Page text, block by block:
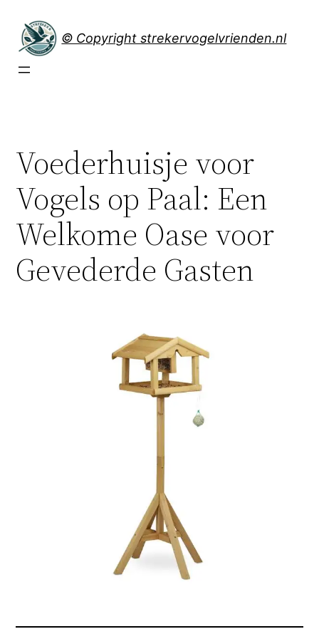
naar
inhoud
© Copyright strekervogelvrienden.nl
Voederhuisje voor
Vogels op Paal: Een
Welkome Oase voor
Gevederde Gasten